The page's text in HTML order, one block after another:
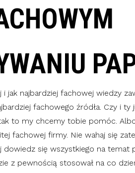
i jak najbardziej fachowej wiedzy
fachowego źródła. Czy i
to my chcemy tobie pomóc.
fachowej firmy. Nie wahaj się
dowiedz się wszystkiego na
z pewnością stosował na co